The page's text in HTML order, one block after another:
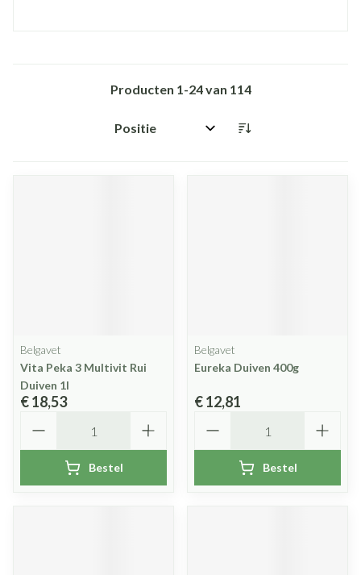
Producten 1-24van 114
Sorteer op:
Belgavet
Vita Peka 3 Multivit Rui
Duiven 1l
€ 18,53
Bestel
Belgavet
Eureka Duiven 400g
€ 12,81
Bestel